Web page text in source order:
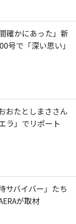
確かにあった」新
号で「深い思い」
おたとしまささん
ラ」でリポート
バイバー」たち
が取材